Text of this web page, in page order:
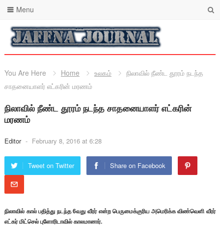
Menu
You Are Here Home உலகம்
நிலாவில் நீண்ட தூரம் நடந்த
சாதனையாளர் எட்கரின் மரணம்
நிலாவில் நீண்ட தூரம் நடந்த சாதனையாளர் எட்கரின்
மரணம்
Editor - February 8, 2016 at 6:28
Tweet on Twitter Share on Facebook
நிலாவில் கால் பதித்து நடந்த 6வது வீரர் என்ற பெருமைக்குரிய அமெரிக்க விண்வெளி வீரர்
எட்கர் மிட்செல் புளோரிடாவில் காலமானார்.